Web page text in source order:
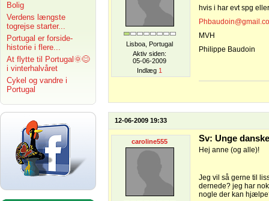
Bolig
Verdens længste
togrejse starter...
Portugal er forside-
historie i flere...
At flytte til Portugal🌞😊
i vinterhalvåret
Cykel og vandre i
Portugal
Lisboa, Portugal
Aktiv siden:
05-06-2009
Indlæg 1
hvis i har evt spg
MVH
Philippe Baudoin
12-06-2009 19:33
caroline555 Sv: Unge
Hej anne (og alle)!
Jeg vil så gerne til
dernede? jeg har
nogle der kan